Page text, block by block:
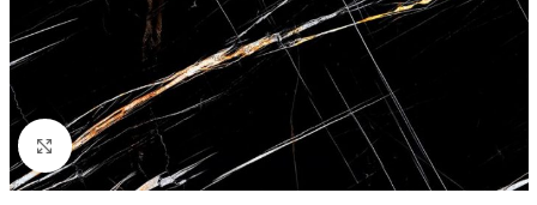
Click to enlarge